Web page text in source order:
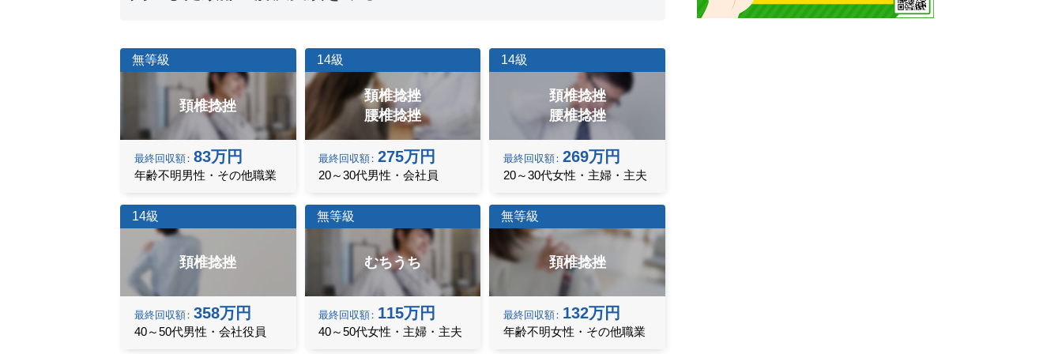
無等級
頚椎捻挫
最終回収額 83万円
年齢不明男性・その他職業
14級
頚椎捻挫
腰椎捻挫
最終回収額 275万円
20～30代男性・会社員
14級
頚椎捻挫
腰椎捻挫
最終回収額 269万円
20～30代女性・主婦・主夫
14級
頚椎捻挫
最終回収額 358万円
40～50代男性・会社役員
無等級
むちうち
最終回収額 115万円
40～50代女性・主婦・主夫
無等級
頚椎捻挫
最終回収額 132万円
年齢不明女性・その他職業